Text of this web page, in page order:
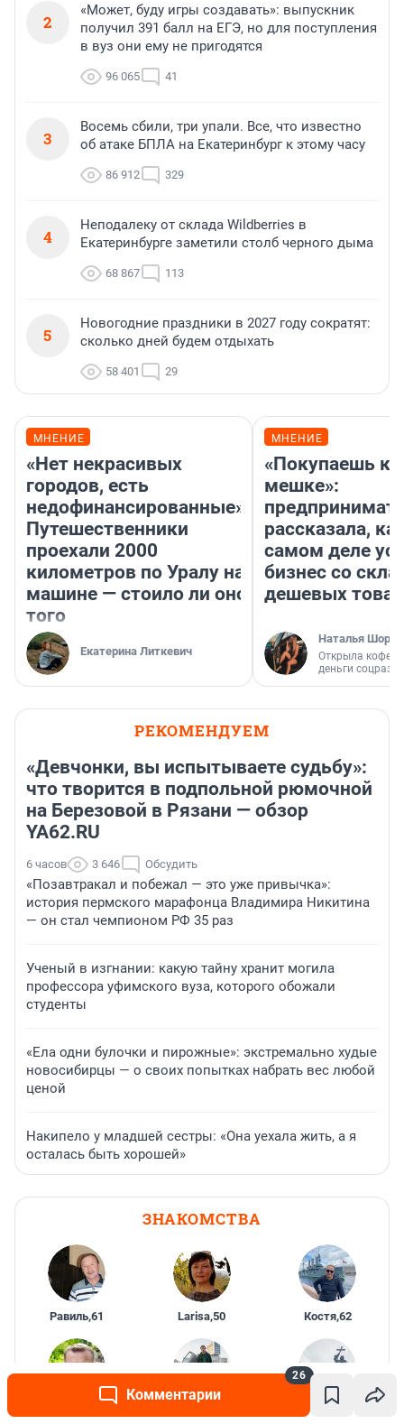
Комментарии
26
2
«Может, буду игры создавать»: выпускник
получил 391 балл на ЕГЭ, но для поступления
в вуз они ему не пригодятся
96 065 41
3
Восемь сбили, три упали. Все, что известно
об атаке БПЛА на Екатеринбург к этому часу
86 912 329
4
Неподалеку от склада Wildberries в
Екатеринбурге заметили столб черного дыма
68 867 113
5
Новогодние праздники в 2027 году сократят:
сколько дней будем отдыхать
58 401 29
МНЕНИЕ
«Нет некрасивых
городов, есть
недофинансированные».
Путешественники
проехали 2000
километров по Уралу на
машине — стоило ли оно
того
Екатерина Литкевич
МНЕНИЕ
«Покупаешь
мешке»:
рассказала,
самом деле
бизнес со
дешевых
Наталья
Открыла
деньги
РЕКОМЕНДУЕМ
«Девчонки, вы испытываете судьбу»:
что творится в подпольной рюмочной
на Березовой в Рязани — обзор
YA62.RU
6 часов 3 646 Обсудить
«Позавтракал и побежал — это уже привычка»:
история пермского марафонца Владимира Никитина
— он стал чемпионом РФ 35 раз
Ученый в изгнании: какую тайну хранит могила
профессора уфимского вуза, которого обожали
студенты
«Ела одни булочки и пирожные»: экстремально худые
новосибирцы — о своих попытках набрать вес любой
ценой
Накипело у младшей сестры: «Она уехала жить, а я
осталась быть хорошей»
ЗНАКОМСТВА
Равиль,61 Larisa,50 Костя,62
Yura